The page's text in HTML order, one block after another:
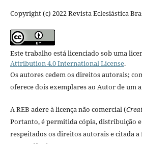
Copyright (c) 2022 Revista Eclesiástica
Este trabalho está licenciado sob uma
Attribution 4.0 International License.
Os autores cedem os direitos autorais;
oferece dois exemplares ao Autor de um
A REB adere à licença não comercial (
Portanto, é permitida cópia, distribuição
respeitados os direitos autorais e citada a